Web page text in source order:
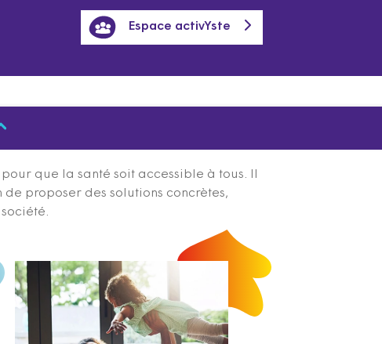
Espace activYste
que la santé soit accessible à tous. Il
de proposer des solutions concrètes,